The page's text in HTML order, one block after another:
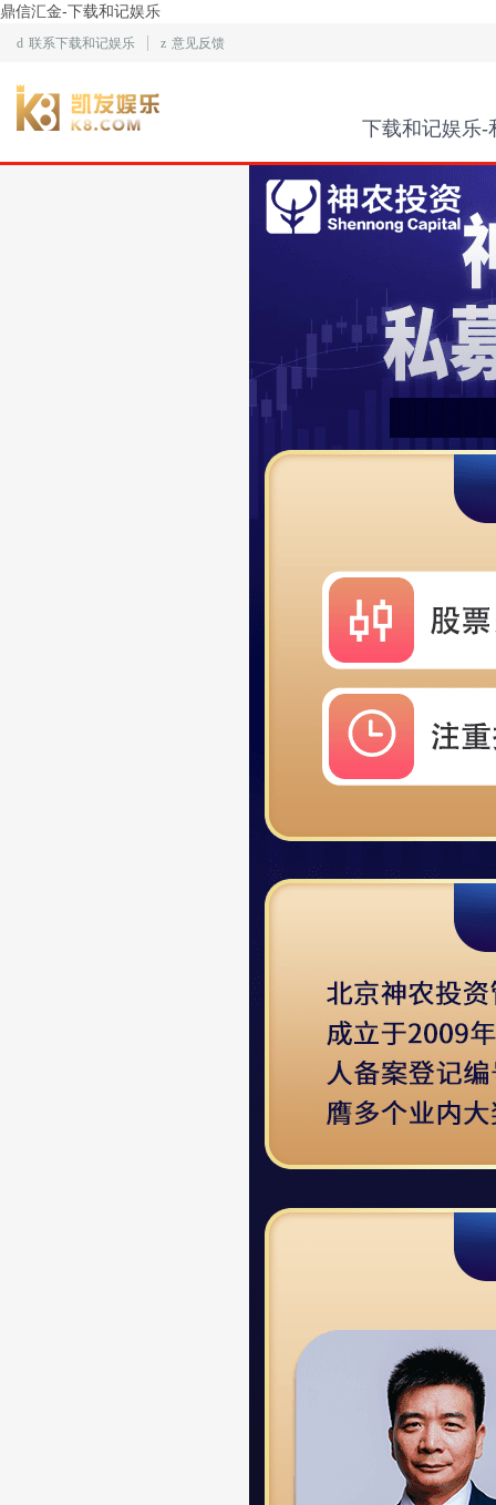
鼎信汇金-下载和记娱乐
d 联系下载和记娱乐 z 意见反馈
下载和记娱乐-